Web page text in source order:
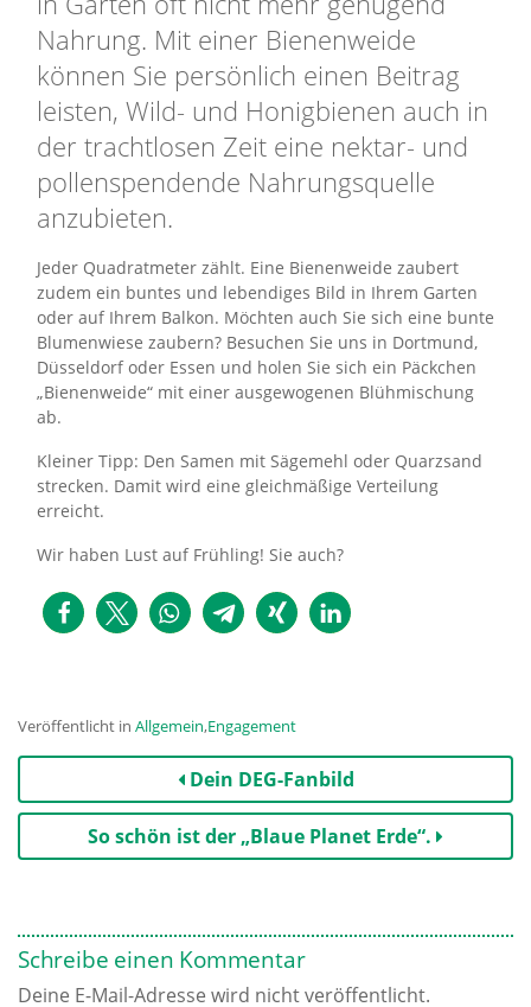
Nahrung. Mit einer Bienenweide
können Sie persönlich einen Beitrag
leisten, Wild- und Honigbienen auch in
der trachtlosen Zeit eine nektar- und
pollenspendende Nahrungsquelle
anzubieten.
Jeder Quadratmeter zählt. Eine Bienenweide zaubert
zudem ein buntes und lebendiges Bild in Ihrem Garten
oder auf Ihrem Balkon. Möchten auch Sie sich eine bunte
Blumenwiese zaubern? Besuchen Sie uns in Dortmund,
Düsseldorf oder Essen und holen Sie sich ein Päckchen
„Bienenweide“ mit einer ausgewogenen Blühmischung
ab.
Kleiner Tipp: Den Samen mit Sägemehl oder Quarzsand
strecken. Damit wird eine gleichmäßige Verteilung
erreicht.
Wir haben Lust auf Frühling! Sie auch?
Veröffentlicht in Allgemein,Engagement
Beitrags-
Navigation Dein DEG-Fanbild
So schön ist der „Blaue Planet Erde“.
Schreibe einen Kommentar
Deine E-Mail-Adresse wird nicht veröffentlicht.